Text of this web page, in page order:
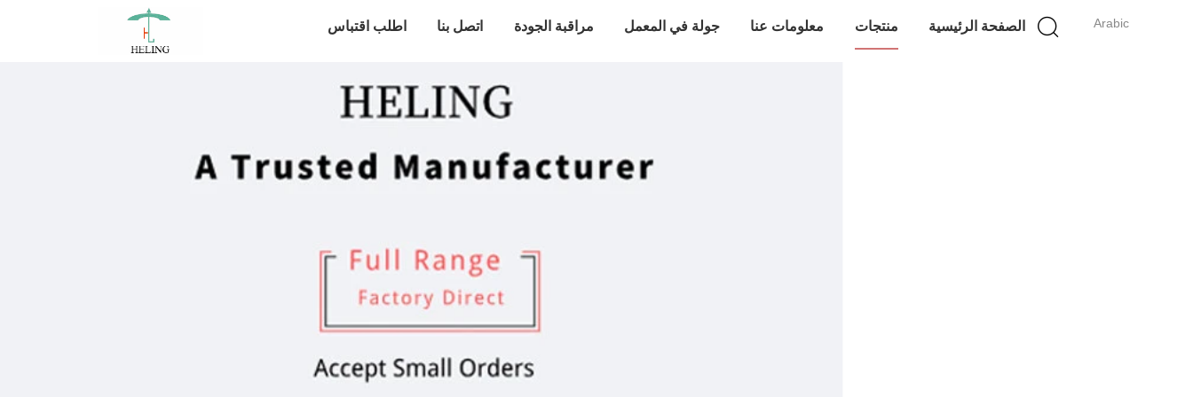
Arabic الصفحة الرئيسية منتجات معلومات عنا جولة في المعمل مراقبة الجودة اتصل بنا اطلب اقتباس